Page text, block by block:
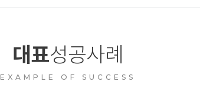
대표성공사례
EXAMPLE OF SUCCESS